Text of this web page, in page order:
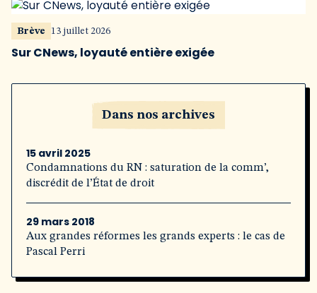
Brève 13 juillet 2026
Sur CNews, loyauté entière exigée
Dans nos archives
15 avril 2025
Condamnations du RN : saturation de la comm’,
discrédit de l’État de droit
29 mars 2018
Aux grandes réformes les grands experts : le cas de
Pascal Perri